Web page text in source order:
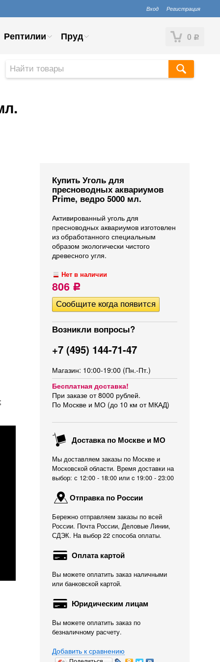
Вход Регистрация
0 Р
Рептилии Пруд
Купить Уголь для
пресноводных аквариумов
Prime, ведро 5000 мл.
Активированный уголь для
пресноводных аквариумов изготовлен
из обработанного специальным
образом экологически чистого
древесного угля.
Нет в наличии
806 Р
Возникли вопросы?
+7 (495) 144-71-47
Магазин: 10:00-19:00 (Пн.-Пт.)
Бесплатная доставка!
При заказе от 8000 рублей.
По Москве и МО (до 10 км от МКАД)
Доставка по Москве и МО
Мы доставляем заказы по Москве и
Московской области. Время доставки на
выбор: с 12:00 - 18:00 или c 19:00 - 23:00
Отправка по России
Бережно отправляем заказы по всей
России. Почта России, Деловые Линии,
СДЭК. На выбор 22 способа оплаты.
Оплата картой
Вы можете оплатить заказ наличными
или банковской картой.
Юридическим лицам
Вы можете оплатить заказ по
безналичному расчету.
Добавить к сравнению